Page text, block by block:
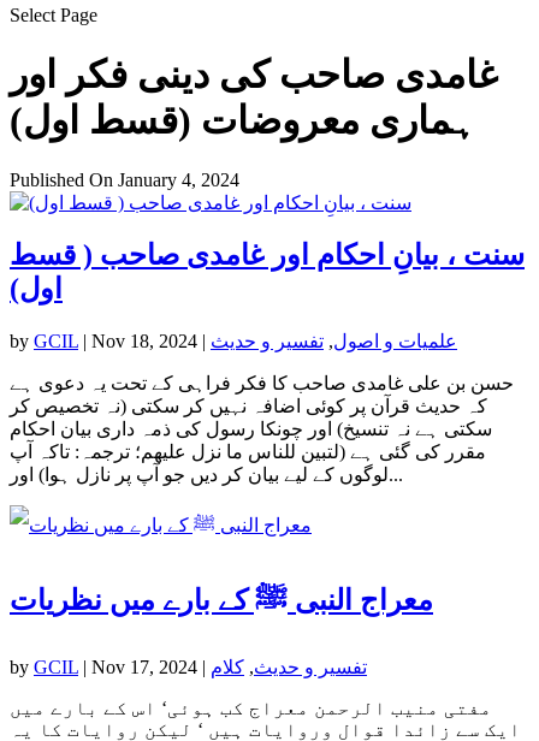
Select Page
غامدی صاحب کی دینی فکر اور
ہماری معروضات (قسط اول)
Published On January 4, 2024
سنت ، بیانِ احکام اور غامدی صاحب ( قسط
اول)
by GCIL | Nov 18, 2024 | علمیات و اصول, تفسیر و حدیث
حسن بن علی غامدی صاحب کا فکر فراہی کے تحت یہ دعوی ہے
کہ حدیث قرآن پر کوئی اضافہ نہیں کر سکتی (نہ تخصیص کر
سکتی ہے نہ تنسیخ) اور چونکا رسول کی ذمہ داری بیان احکام
مقرر کی گئی ہے (لتبين للناس ما نزل عليهم؛ ترجمہ: تاکہ آپ
لوگوں کے لیے بیان کر دیں جو آپ پر نازل ہوا) اور...
معراج النبی ﷺ کے بارے میں نظریات
by GCIL | Nov 17, 2024 | تفسیر و حدیث, کلام
مفتی منیب الرحمن معراج کب ہوئی‘ اس کے بارے میں
ایک سے زائدا قوال وروایات ہیں ‘ لیکن روایات کا یہ